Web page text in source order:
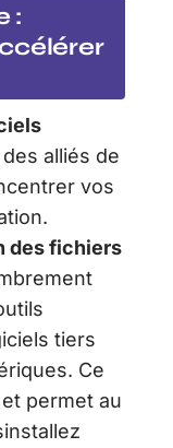
:
alliés de
vos
des fichiers
tiers
Ce
permet au